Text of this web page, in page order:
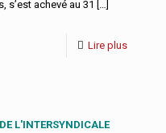
s’est achevé au 31 […]
Lire plus
L'INTERSYNDICALE